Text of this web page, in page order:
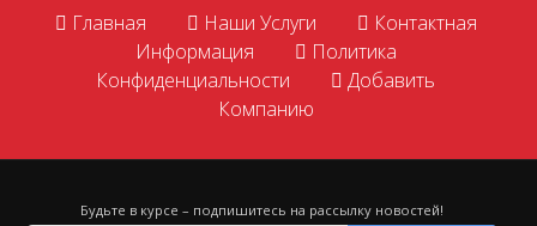
Главная Наши Услуги
Контактная
Информация
Политика
Конфиденциальности
Добавить
Компанию
Будьте в курсе – подпишитесь на рассылку новостей!